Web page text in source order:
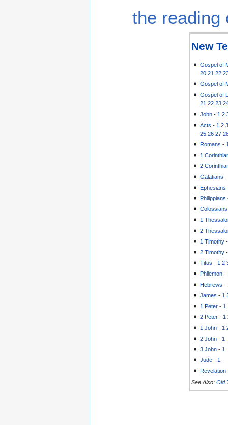
the reading
New
Gospel of
20 21 22
Gospel of
Gospel of
21 22 23
John - 1 2
Acts - 1 2
25 26 27
Romans -
1
2
Galatians
Ephesians
Philippians
Colossians
1
2
1 Timothy
2 Timothy
Titus - 1 2
Philemon -
Hebrews -
James - 1
1 Peter - 1
2 Peter - 1
1 John - 1
2 John - 1
3 John - 1
Jude - 1
Revelation
See Also: Old